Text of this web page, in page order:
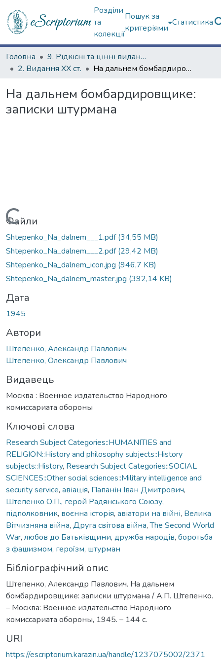
Розділи
та
колекції
Пошук за
критеріями
Статистика
Головна
9. Рідкісні та цінні видання
2. Видання ХХ ст.
На дальнем бомбардировщике: записки штурмана
На дальнем бомбардировщике:
записки штурмана
Вантажиться...
Файли
Shtepenko_Na_dalnem___1.pdf(34,55 MB)
Shtepenko_Na_dalnem___2.pdf(29,42 MB)
Shtepenko_Na_dalnem_icon.jpg (946,7 KB)
Shtepenko_Na_dalnem_master.jpg (392,14 KB)
Дата
1945
Автори
Штепенко, Александр Павлович
Штепенко, Олександр Павлович
Видавець
Москва : Военное издательство Народного
комиссариата обороны
Ключові слова
Research Subject Categories::HUMANITIES and
RELIGION::History and philosophy subjects::History
subjects::History, Research Subject Categories::SOCIAL
SCIENCES::Other social sciences::Military intelligence and
security service, авіація, Папанін Іван Дмитрович,
Штепенко О.П., герой Радянського Союзу,
підполковник, воєнна історія, авіатори на війні, Велика
Вітчизняна війна, Друга світова війна,The Second World
War, любов до Батьківщини, дружба народів, боротьба
з фашизмом, героїзм, штурман
Бібліографічний опис
Штепенко, Александр Павлович. На дальнем
бомбардировщике: записки штурмана / А.П. Штепенко.
– Москва: Военное издательство Народного
комиссариата обороны, 1945. – 144 с.
URI
https://escriptorium.karazin.ua/handle/1237075002/2371